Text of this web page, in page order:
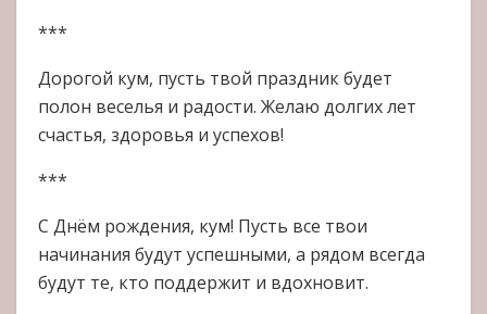
***
Дорогой кум, пусть твой праздник будет
полон веселья и радости. Желаю долгих лет
счастья, здоровья и успехов!
***
С Днём рождения, кум! Пусть все твои
начинания будут успешными, а рядом всегда
будут те, кто поддержит и вдохновит.